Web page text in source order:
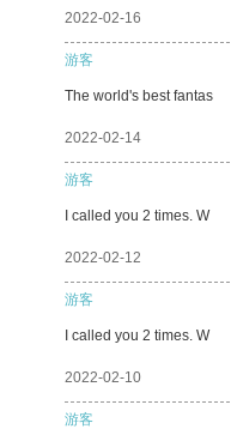
2022-02-16
游客
The world's best fantas
2022-02-14
游客
I called you 2 times. W
2022-02-12
游客
I called you 2 times. W
2022-02-10
游客